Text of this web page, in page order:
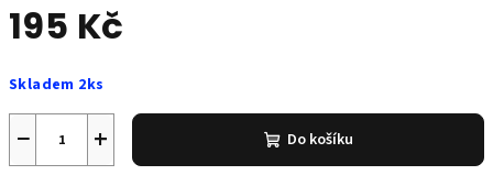
195 Kč
cena:
Skladem 2ks
+
− Do košíku